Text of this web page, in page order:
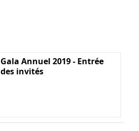
Gala Annuel 2019 - Entrée
des invités